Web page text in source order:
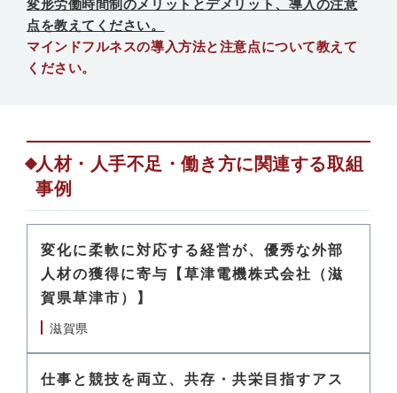
変形労働時間制のメリットとデメリット、導入の注意
点を教えてください。
マインドフルネスの導入方法と注意点について教えて
ください。
人材・人手不足・働き方に関連する取組
事例
変化に柔軟に対応する経営が、優秀な外部
人材の獲得に寄与【草津電機株式会社（滋
賀県草津市）】
滋賀県
仕事と競技を両立、共存・共栄目指すアス